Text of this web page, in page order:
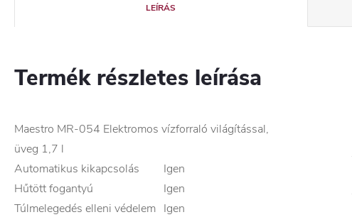
LEÍRÁS
Termék részletes leírása
Maestro MR-054 Elektromos vízforraló világítással,
üveg 1,7 l
Automatikus kikapcsolás
Igen
Hűtött fogantyú
Igen
Túlmelegedés elleni védelem Igen